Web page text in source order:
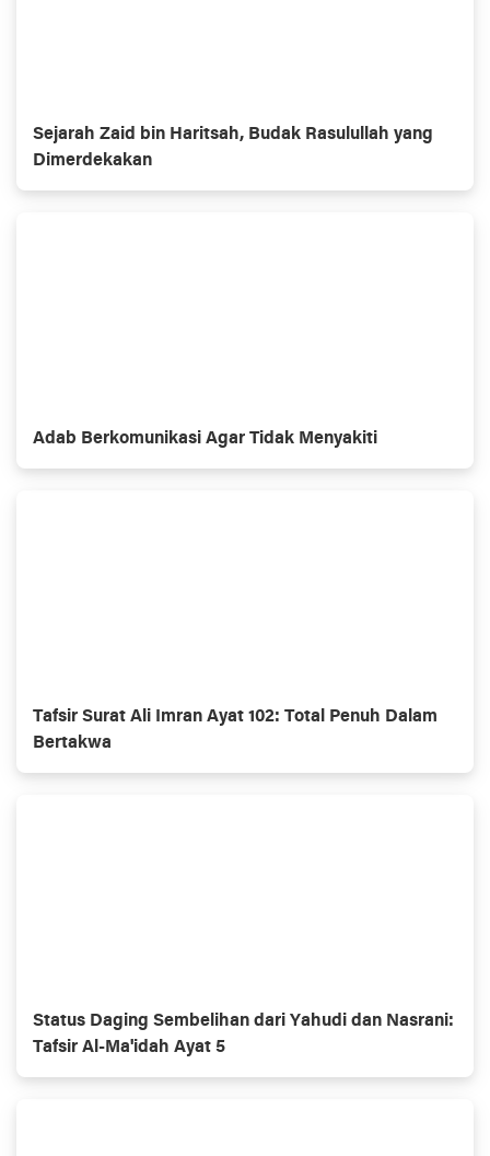
Sejarah Zaid bin Haritsah, Budak Rasulullah yang
Dimerdekakan
Adab Berkomunikasi Agar Tidak Menyakiti
Tafsir Surat Ali Imran Ayat 102: Total Penuh Dalam
Bertakwa
Status Daging Sembelihan dari Yahudi dan Nasrani:
Tafsir Al-Ma'idah Ayat 5